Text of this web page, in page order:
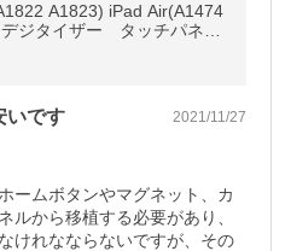
A1823) iPad Air(A1474
ジタイザー タッチパネ
なし 互換品
いです 2021/11/27
ームボタンやマグネット、カ
ルから移植する必要があり、
けれなならないですが、その